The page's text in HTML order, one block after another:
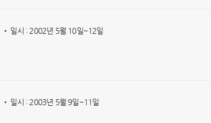
• 일시 : 2002년 5월 10일~12일
• 일시 : 2003년 5월 9일~11일